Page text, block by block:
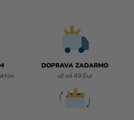
DOPRAVA ZADARMO
už od 49 Eur